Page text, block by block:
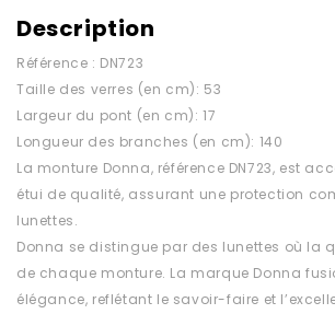
Description
Référence : DN723
Taille des verres (en cm): 53
Largeur du pont (en cm): 17
Longueur des branches (en cm): 140
La monture Donna, référence DN723, est
étui de qualité, assurant une protection
lunettes.
Donna se distingue par des lunettes où la
de chaque monture. La marque Donna
élégance, reflétant le savoir-faire et